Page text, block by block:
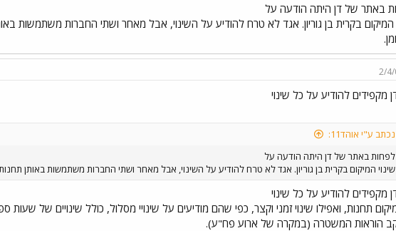
באתר של דן היתה הודעה על
המיקום בקרית בן גוריון. אגד לא טרח להודיע על השינוי, אבל מאחר ושתי החברות משתמשות
2/
מקפידים להודיע על כל שינוי
נכתב ע"י אוהד11:
לפחות באתר של דן היתה הודעה על
שינוי המיקום בקרית בן גוריון. אגד לא טרח להודיע על השינוי, אבל מאחר ושתי החברות משתמשות באותן תחנות
מקפידים להודיע על כל שינוי
תחנות, ואפילו שינוי זמני וקצר, כפי שהם מודיעים על שינויי מסלול, כולל שינויים של
הוראות המשטרה (במקרה של ארוע פח"ע).